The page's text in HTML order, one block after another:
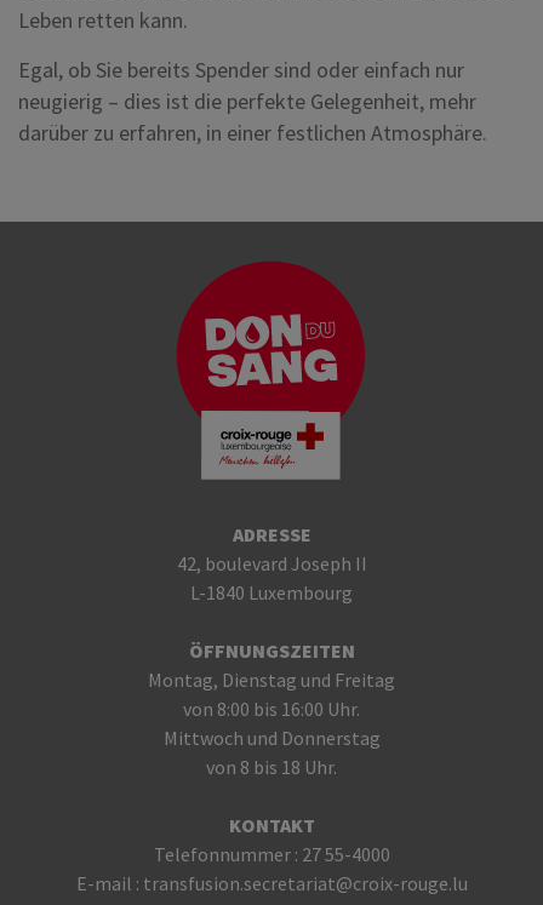
Leben retten kann.
Egal, ob Sie bereits Spender sind oder einfach nur
neugierig – dies ist die perfekte Gelegenheit, mehr
darüber zu erfahren, in einer festlichen Atmosphäre.
ADRESSE
42, boulevard Joseph II
L-1840 Luxembourg
ÖFFNUNGSZEITEN
Montag, Dienstag und Freitag
von 8:00 bis 16:00 Uhr.
Mittwoch und Donnerstag
von 8 bis 18 Uhr.
KONTAKT
Telefonnummer : 27 55-4000
E-mail : transfusion.secretariat@croix-rouge.lu